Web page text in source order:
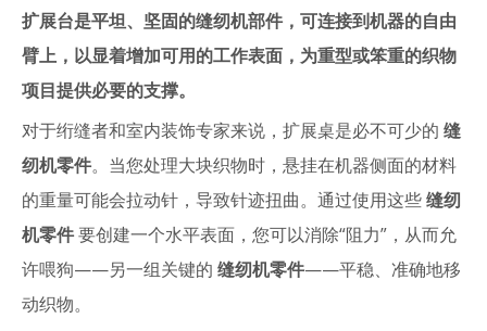
扩展台是平坦、坚固的缝纫机部件，可连接到机器的自由
臂上，以显着增加可用的工作表面，为重型或笨重的织物
项目提供必要的支撑。
对于绗缝者和室内装饰专家来说，扩展桌是必不可少的 缝
纫机零件。当您处理大块织物时，悬挂在机器侧面的材料
的重量可能会拉动针，导致针迹扭曲。通过使用这些缝纫
机零件要创建一个水平表面，您可以消除“阻力”，从而允
许喂狗——另一组关键的 缝纫机零件——平稳、准确地移
动织物。